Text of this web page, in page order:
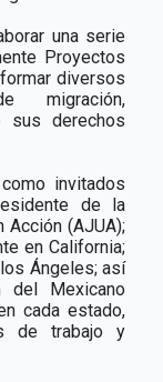
una serie
Proyectos
diversos
migración,
sus derechos
invitados
de la
(AJUA);
en California;
Ángeles; así
Mexicano
cada estado,
de trabajo y